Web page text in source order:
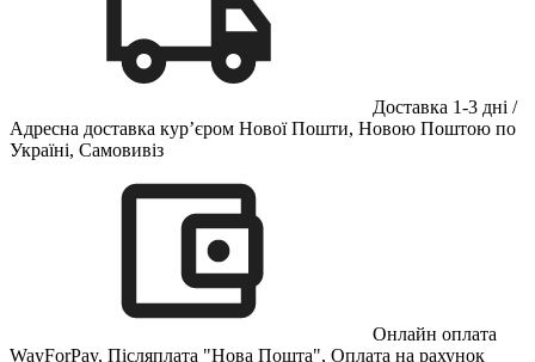
Доставка 1-3 дні /
Адресна доставка кур’єром Нової Пошти, Новою Поштою по
Україні, Самовивіз
Онлайн оплата
WayForPay, Післяплата "Нова Пошта", Оплата на рахунок